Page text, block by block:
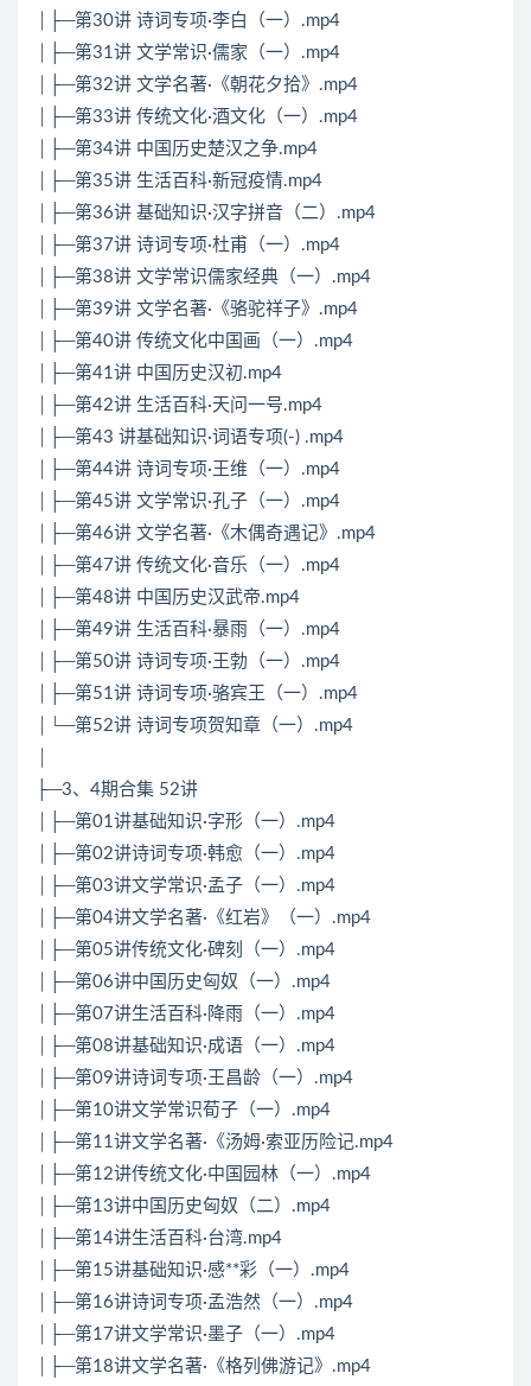
│├─第30讲 诗词专项·李白（一）.mp4
│├─第31讲 文学常识·儒家（一）.mp4
│├─第32讲 文学名著·《朝花夕拾》.mp4
│├─第33讲 传统文化·酒文化（一）.mp4
│├─第34讲 中国历史楚汉之争.mp4
│├─第35讲 生活百科·新冠疫情.mp4
│├─第36讲 基础知识·汉字拼音（二）.mp4
│├─第37讲 诗词专项·杜甫（一）.mp4
│├─第38讲 文学常识儒家经典（一）.mp4
│├─第39讲 文学名著·《骆驼祥子》.mp4
│├─第40讲 传统文化中国画（一）.mp4
│├─第41讲 中国历史汉初.mp4
│├─第42讲 生活百科·天问一号.mp4
│├─第43 讲基础知识·词语专项(-) .mp4
│├─第44讲 诗词专项·王维（一）.mp4
│├─第45讲 文学常识·孔子（一）.mp4
│├─第46讲 文学名著·《木偶奇遇记》.mp4
│├─第47讲 传统文化·音乐（一）.mp4
│├─第48讲 中国历史汉武帝.mp4
│├─第49讲 生活百科·暴雨（一）.mp4
│├─第50讲 诗词专项·王勃（一）.mp4
│├─第51讲 诗词专项·骆宾王（一）.mp4
│└─第52讲 诗词专项贺知章（一）.mp4
├─3、4期合集 52讲
│├─第01讲基础知识·字形（一）.mp4
│├─第02讲诗词专项·韩愈（一）.mp4
│├─第03讲文学常识·孟子（一）.mp4
│├─第04讲文学名著·《红岩》（一）.mp4
│├─第05讲传统文化·碑刻（一）.mp4
│├─第06讲中国历史匈奴（一）.mp4
│├─第07讲生活百科·降雨（一）.mp4
│├─第08讲基础知识·成语（一）.mp4
│├─第09讲诗词专项·王昌龄（一）.mp4
│├─第10讲文学常识荀子（一）.mp4
│├─第11讲文学名著·《汤姆·索亚历险记.mp4
│├─第12讲传统文化·中国园林（一）.mp4
│├─第13讲中国历史匈奴（二）.mp4
│├─第14讲生活百科·台湾.mp4
│├─第15讲基础知识·感**彩（一）.mp4
│├─第16讲诗词专项·孟浩然（一）.mp4
│├─第17讲文学常识·墨子（一）.mp4
│├─第18讲文学名著·《格列佛游记》.mp4